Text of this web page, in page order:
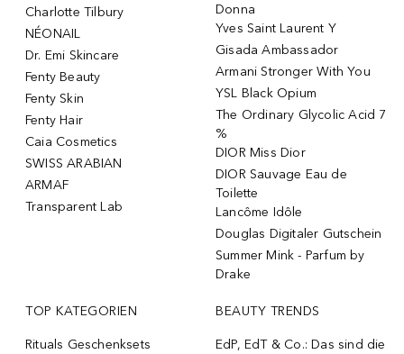
Charlotte Tilbury
NÉONAIL
Dr. Emi Skincare
Fenty Beauty
Fenty Skin
Fenty Hair
Caia Cosmetics
SWISS ARABIAN
ARMAF
Transparent Lab
Donna
Yves Saint Laurent Y
Gisada Ambassador
Armani Stronger With You
YSL Black Opium
The Ordinary Glycolic Acid 7
%
DIOR Miss Dior
DIOR Sauvage Eau de
Toilette
Lancôme Idôle
Douglas Digitaler Gutschein
Summer Mink - Parfum by
Drake
TOP KATEGORIEN
Rituals Geschenksets
BEAUTY TRENDS
EdP, EdT & Co.: Das sind die